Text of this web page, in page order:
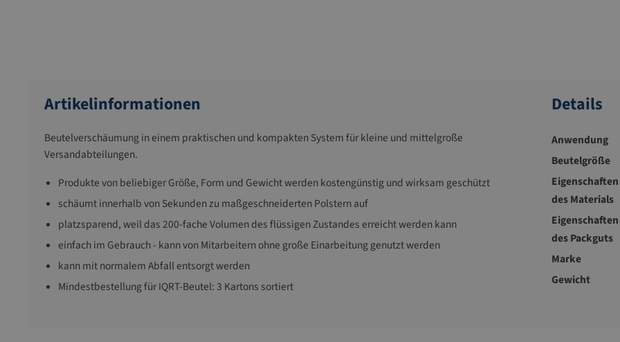
Artikelinformationen
Beutelverschäumung in einem praktischen und kompakten System für kleine und mittelgroße
Versandabteilungen.
Produkte von beliebiger Größe, Form und Gewicht werden kostengünstig und wirksam geschützt
schäumt innerhalb von Sekunden zu maßgeschneiderten Polstern auf
platzsparend, weil das 200-fache Volumen des flüssigen Zustandes erreicht werden kann
einfach im Gebrauch - kann von Mitarbeitern ohne große Einarbeitung genutzt werden
kann mit normalem Abfall entsorgt werden
Mindestbestellung für IQRT-Beutel: 3 Kartons sortiert
Details
Anwendung
Beutelgröße
Eigenschaften
des Materials
Eigenschaften
des Packguts
Marke
Gewicht